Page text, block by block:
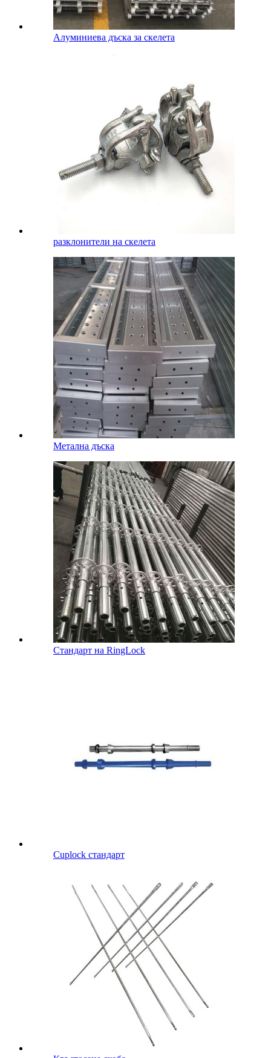
Алуминиева дъска за скелета
разклонители на скелета
Метална дъска
Стандарт на RingLock
Cuplock стандарт